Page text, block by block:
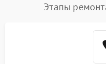
Этапы